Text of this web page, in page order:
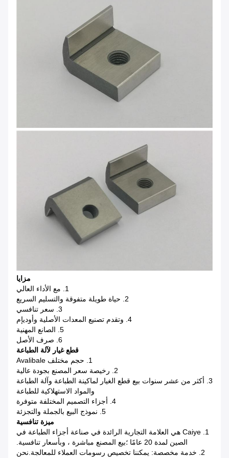
مزايا
1. مع الأداء العالي
2. حياة طويلة متفوقة والتسليم السريع
3. سعر تنافسي
4. وتقدم تصنيع المعدات الأصلية وأوديإم
5. الصانع المهنية
6. صرف الأصل
قطع غيار لآلة الطباعة
1. حجم مختلف Avalibale
2. رخيصة سعر المصنع بجودة عالية
3. أكثر من عشر سنوات بيع قطع الغيار لماكينة الطباعة وآلة الطباعة
والمواد الاستهلاكية للطباعة
4. أجزاء التصميم المختلفة متوفرة
5. نموذج البيع بالجملة والتجزئة
ميزة تنافسية
1. Caiye هي العلامة التجارية الرائدة في صناعة أجزاء الطباعة في
الصين لمدة 20 عامًا ؛بيع المصنع مباشرة ، وبأسعار تنافسية.
2. خدمة مخصصة: يمكننا تخصيص رسومات العملاء للمعالجة.نحن